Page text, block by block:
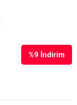
%9 İndirim